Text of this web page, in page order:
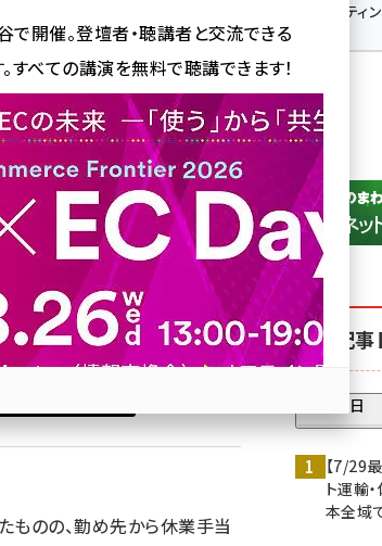
リスティ
援金」、2022年3月まで延長
できる「休業
援金）の申請対象期間はこれ
のの、勤め先から休業手当
人気記事
昨日
【7/29
ト運輸
本全域
で開催。登壇者・聴講者と交流できる
すべての講演を無料で聴講できます！